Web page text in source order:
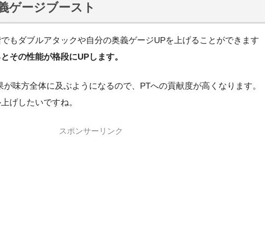
ゲージブースト
もダブルアタックや自分の奥義ゲージUPを上げることができます
その性能が格段にUPします。
味方全体に及ぶようになるので、PTへの貢献度が高くなります。
げしたいですね。
スポンサーリンク